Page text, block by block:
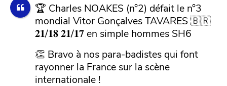
🏆 Charles NOAKES (n°2) défait le n°3
mondial Vitor Gonçalves TAVARES 🇧🇷
𝟐𝟏/𝟏𝟖 𝟐𝟏/𝟏𝟕 en simple hommes SH6
👏 Bravo à nos para-badistes qui font
rayonner la France sur la scène
internationale !